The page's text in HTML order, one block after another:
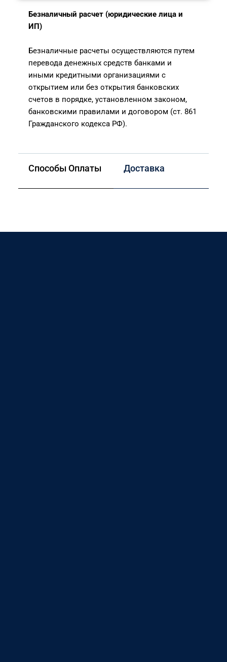
Безналичный расчет (юридические лица и
ИП)
Безналичные расчеты осуществляются путем
перевода денежных средств банками и
иными кредитными организациями с
открытием или без открытия банковских
счетов в порядке, установленном законом,
банковскими правилами и договором (ст. 861
Гражданского кодекса РФ).
Способы Оплаты Доставка